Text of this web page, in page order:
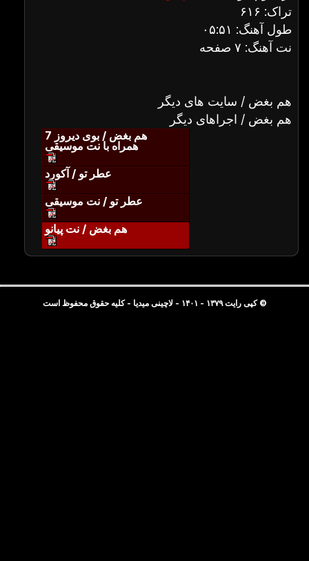
تراک: ۶۱۶
طول آهنگ: ۰۵:۵۱
نت آهنگ: ۷ صفحه
هم بغض / سایت های دیگر
هم بغض / اجراهای دیگر
هم بغض / بوی دیروز 7
همراه با نت موسیقی
عطر تو / آکورد
عطر تو / نت موسیقی
هم بغض / نت پیانو
© کپی رایت ۱۳۷۹ - ۱۴۰۱ - لاچینی میدیا - کلیه حقوق محفوظ است